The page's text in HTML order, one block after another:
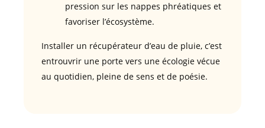
pression sur les nappes phréatiques et
favoriser l’écosystème.
Installer un récupérateur d’eau de pluie, c’est
entrouvrir une porte vers une écologie vécue
au quotidien, pleine de sens et de poésie.